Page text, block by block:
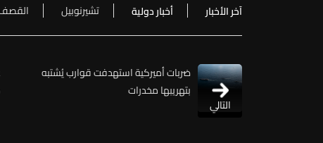
آخر الأخبار أخبار دولية تشيرنوبيل
التالي
ضربات أميركية استهدفت قوارب يُشتبه
بتهريبها مخدرات